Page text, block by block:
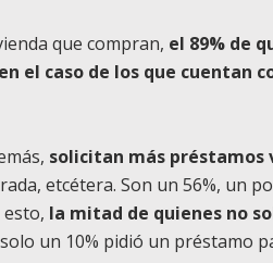
que compran, el 89% de
el caso de los que cuentan
solicitan más préstamos
etcétera. Son un 56%, un
la mitad de quienes no
un 10% pidió un préstamo